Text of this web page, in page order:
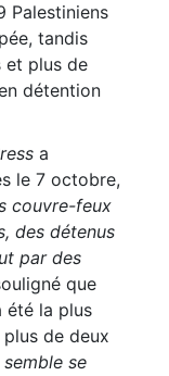
Palestiniens
tandis
et plus de
détention
a
le 7 octobre,
couvre-feux
des détenus
par des
que
été la plus
de deux
se